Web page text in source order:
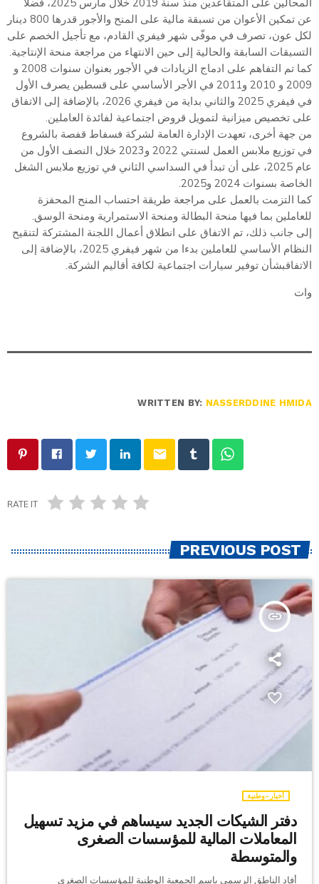
عن تمكين الأعوان من تسبقة مالية على المنح والأجور قدرها 800 دينار
لكل عون، تصرف في موفّى شهر فيفري القادم، مع تأجيل الخصم على
التسبقات السابقة والحالية إلى حين الانتهاء من مراجعة منحة الإنتاجية.
كما تم التفاهم على ادماج الزيادات في الأجور بعنوان سنوات 2008 و
2009 و 2010 و2011 في الأجر الأساسي على قسطين يصرف الأول
في فيفري 2025 والثاني بداية من فيفري 2026، بالإضافة إلى الاتفاق
على تخصيص ميزانية لتمويل قروض اجتماعية لفائدة العاملين.
من جهة أخرى، تعهدت الإدارة العامة لشركة فسفاط قفصة بالشروع
في توزيع ملابس العمل لسنتي 2022 و2023 خلال النصف الأول من
عام 2025، على أن تبدأ في السداسي الثاني في توزيع ملابس الشغل
الخاصة بسنوات 2024 و2025.
كما التزمت بالعمل على مراجعة طريقة احتساب المنح المحفزة
للعاملين بما فيها منحة البطالة ومنحة الاستمرارية ومنحة الوسق.
إلى جانب ذلك، تم الاتفاق على انطلاق أعمال اللجنة المشتركة لتنقيح
النظام الأساسي للعاملين بدءا من شهر فيفري 2025، بالإضافة إلى
الاتفاقبشأن توفير سيارات اجتماعية لكافة أقاليم الشركة.
وات
WRITTEN BY: NASSERDDINE HMIDA
email
RATE IT
PREVIOUS POST
insert_link
أخبار-وطنية
دفتر الشيكات الجديد سيساهم في مزيد تسهيل
المعاملات المالية للمؤسسات الصغرى
والمتوسطة
أفاد الناطق الرسمي باسم الجمعية الوطنية للمؤسسات الصغرى